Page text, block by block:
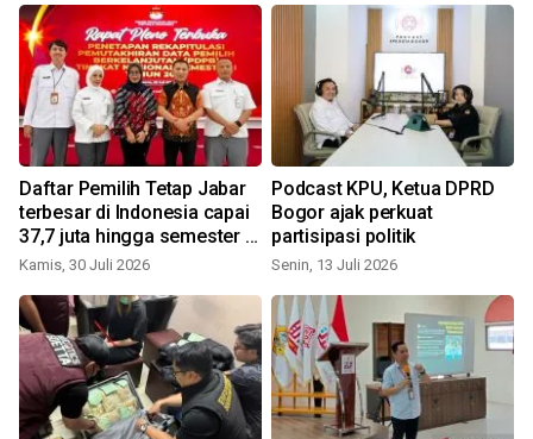
Daftar Pemilih Tetap Jabar
terbesar di Indonesia capai
37,7 juta hingga semester I
2026
Kamis, 30 Juli 2026
Podcast KPU, Ketua DPRD
Bogor ajak perkuat
partisipasi politik
Senin, 13 Juli 2026